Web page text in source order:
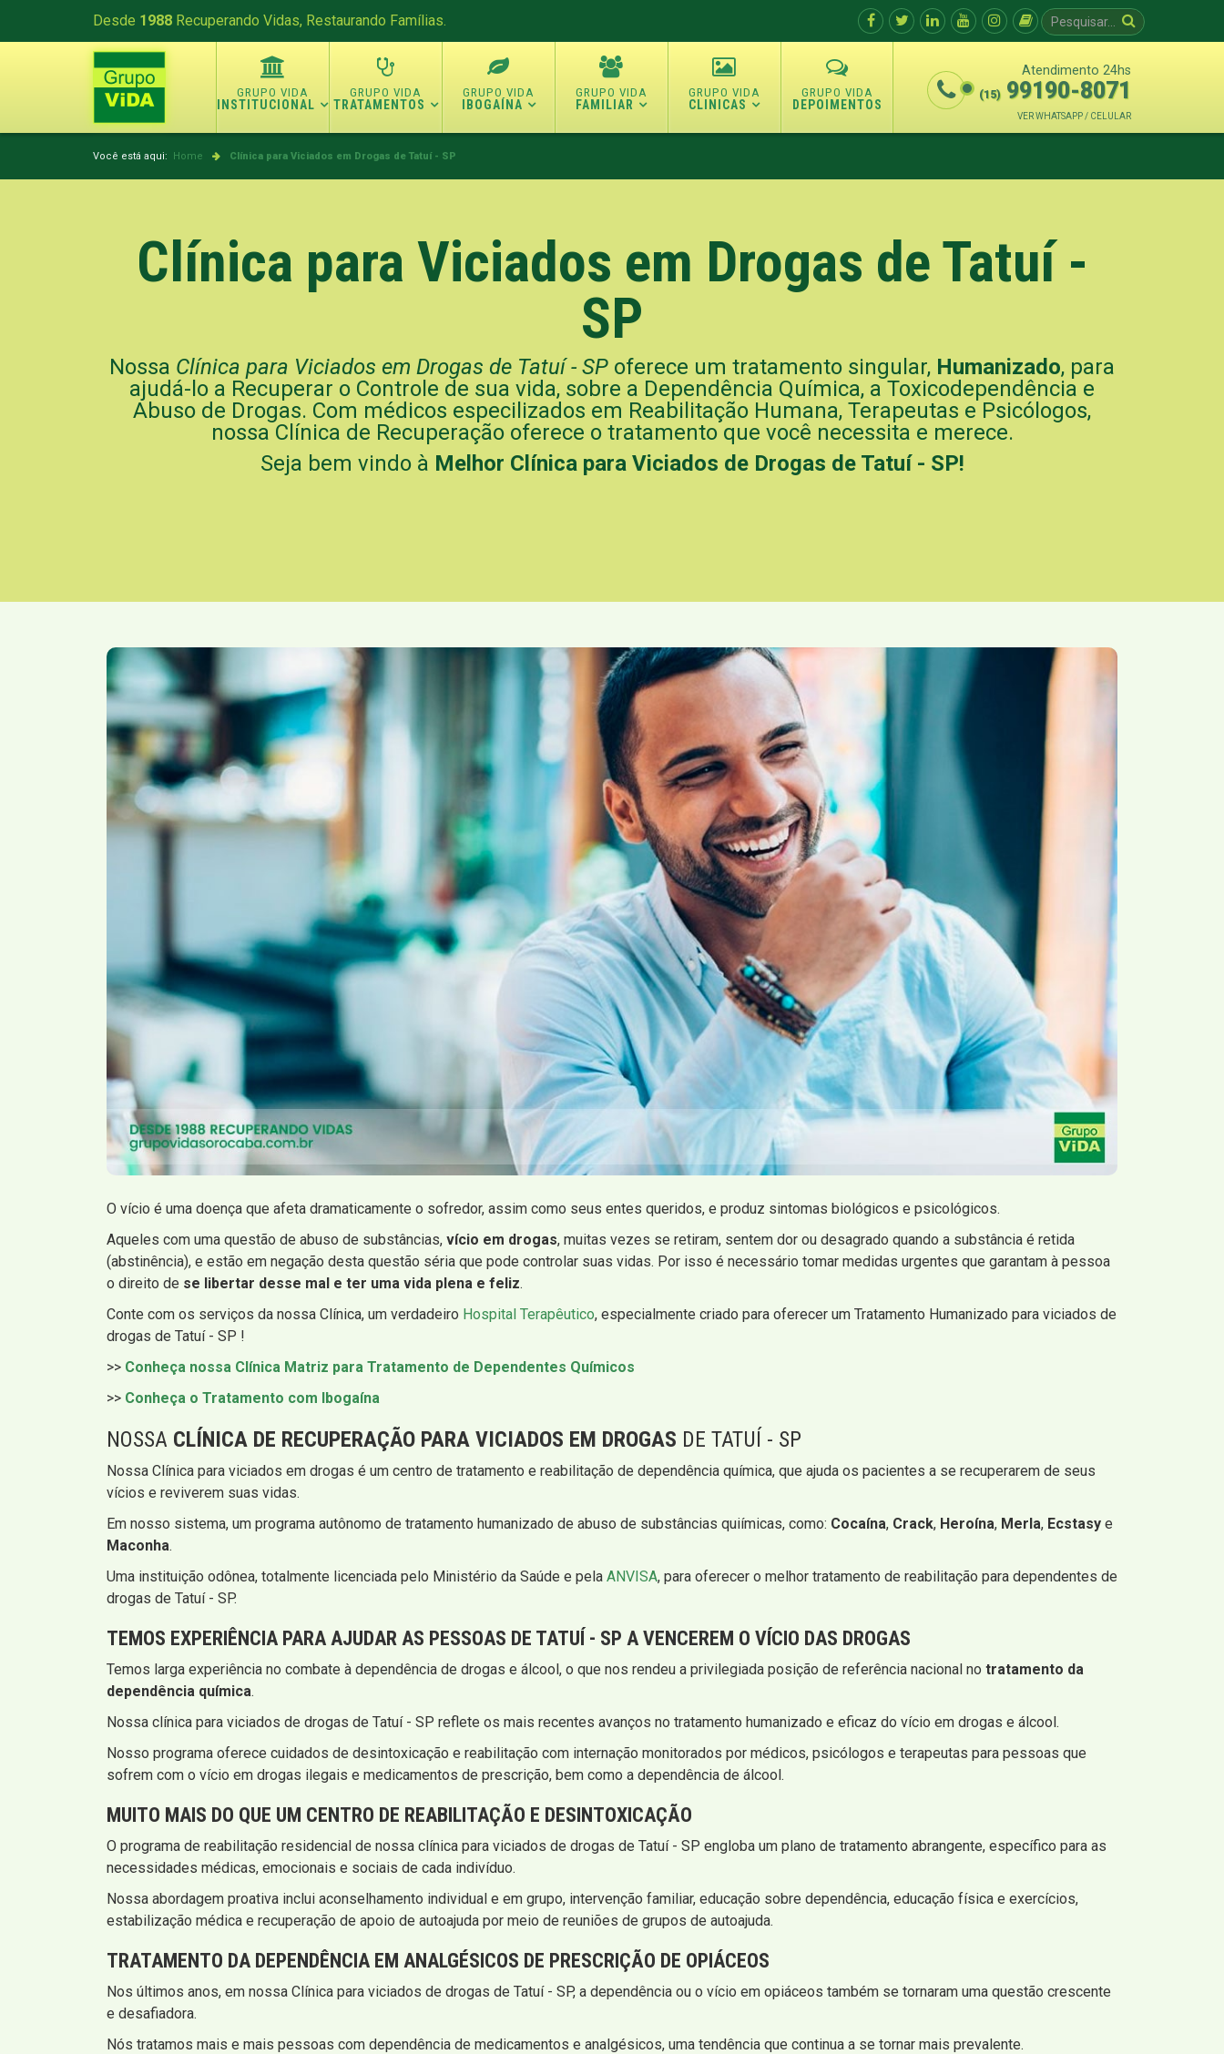
Desde 1988 Recuperando Vidas, Restaurando Famílias.
INSTITUCIONAL TRATAMENTOS IBOGAÍNA FAMILIAR CLINICAS DEPOIMENTOS
Atendimento 24hs
(15) 99190-8071
VER WHATSAPP / CELULAR
Você está aqui: Home Clínica para Viciados em Drogas de Tatuí - SP
Clínica para Viciados em Drogas de Tatuí -
SP
Nossa Clínica para Viciados em Drogas de Tatuí - SP oferece um tratamento singular, Humanizado, para
ajudá-lo a Recuperar o Controle de sua vida, sobre a Dependência Química, a Toxicodependência e
Abuso de Drogas. Com médicos especilizados em Reabilitação Humana, Terapeutas e Psicólogos,
nossa Clínica de Recuperação oferece o tratamento que você necessita e merece.
Seja bem vindo à Melhor Clínica para Viciados de Drogas de Tatuí - SP!
O vício é uma doença que afeta dramaticamente o sofredor, assim como seus entes queridos, e produz sintomas biológicos e psicológicos.
Aqueles com uma questão de abuso de substâncias, vício em drogas, muitas vezes se retiram, sentem dor ou desagrado quando a substância é retida
(abstinência), e estão em negação desta questão séria que pode controlar suas vidas. Por isso é necessário tomar medidas urgentes que garantam à pessoa
o direito de se libertar desse mal e ter uma vida plena e feliz.
Conte com os serviços da nossa Clínica, um verdadeiro Hospital Terapêutico, especialmente criado para oferecer um Tratamento Humanizado para viciados de
drogas de Tatuí - SP !
>> Conheça nossa Clínica Matriz para Tratamento de Dependentes Químicos
>> Conheça o Tratamento com Ibogaína
NOSSA CLÍNICA DE RECUPERAÇÃO PARA VICIADOS EM DROGAS DE TATUÍ - SP
Nossa Clínica para viciados em drogas é um centro de tratamento e reabilitação de dependência química, que ajuda os pacientes a se recuperarem de seus
vícios e reviverem suas vidas.
Em nosso sistema, um programa autônomo de tratamento humanizado de abuso de substâncias quiímicas, como: Cocaína, Crack, Heroína, Merla, Ecstasy e
Maconha.
Uma instituição odônea, totalmente licenciada pelo Ministério da Saúde e pela ANVISA, para oferecer o melhor tratamento de reabilitação para dependentes de
drogas de Tatuí - SP.
TEMOS EXPERIÊNCIA PARA AJUDAR AS PESSOAS DE TATUÍ - SP A VENCEREM O VÍCIO DAS DROGAS
Temos larga experiência no combate à dependência de drogas e álcool, o que nos rendeu a privilegiada posição de referência nacional no tratamento da
dependência química.
Nossa clínica para viciados de drogas de Tatuí - SP reflete os mais recentes avanços no tratamento humanizado e eficaz do vício em drogas e álcool.
Nosso programa oferece cuidados de desintoxicação e reabilitação com internação monitorados por médicos, psicólogos e terapeutas para pessoas que
sofrem com o vício em drogas ilegais e medicamentos de prescrição, bem como a dependência de álcool.
MUITO MAIS DO QUE UM CENTRO DE REABILITAÇÃO E DESINTOXICAÇÃO
O programa de reabilitação residencial de nossa clínica para viciados de drogas de Tatuí - SP engloba um plano de tratamento abrangente, específico para as
necessidades médicas, emocionais e sociais de cada indivíduo.
Nossa abordagem proativa inclui aconselhamento individual e em grupo, intervenção familiar, educação sobre dependência, educação física e exercícios,
estabilização médica e recuperação de apoio de autoajuda por meio de reuniões de grupos de autoajuda.
TRATAMENTO DA DEPENDÊNCIA EM ANALGÉSICOS DE PRESCRIÇÃO DE OPIÁCEOS
Nos últimos anos, em nossa Clínica para viciados de drogas de Tatuí - SP, a dependência ou o vício em opiáceos também se tornaram uma questão crescente
e desafiadora.
Nós tratamos mais e mais pessoas com dependência de medicamentos e analgésicos, uma tendência que continua a se tornar mais prevalente.